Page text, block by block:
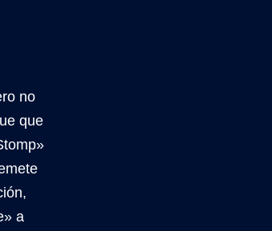
no
que
a